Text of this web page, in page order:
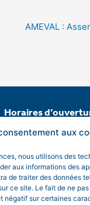
aux
nous utilisons des
aux informations des
de traiter des données
ce site. Le fait de ne
négatif sur certaines
AMEVAL :
Horaires
vendredi et
Permanence du
de 10h à 12h